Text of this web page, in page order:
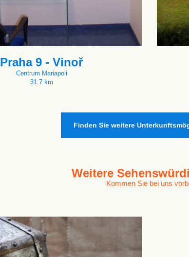
Praha 9 - Vinoř
Centrum Mariapoli
31.7 km
Finden Sie weitere
Weitere
Kommen Sie bei uns